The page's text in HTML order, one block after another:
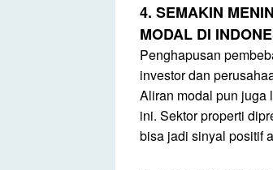
4. SEMAKIN
MODAL DI
Penghapusan
investor dan
Aliran modal pun juga
ini. Sektor properti
bisa jadi sinyal positif